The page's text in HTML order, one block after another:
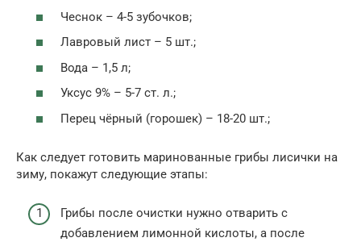
Чеснок – 4-5 зубочков;
Лавровый лист – 5 шт.;
Вода – 1,5 л;
Уксус 9% – 5-7 ст. л.;
Перец чёрный (горошек) – 18-20 шт.;
Как следует готовить маринованные грибы лисички на
зиму, покажут следующие этапы:
Грибы после очистки нужно отварить с
добавлением лимонной кислоты, а после